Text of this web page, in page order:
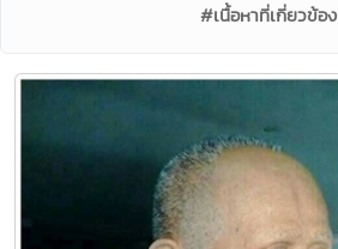
#เนื้อหาที่เกี่ยวข้อง